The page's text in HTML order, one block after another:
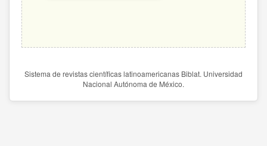
Sistema de revistas científicas latinoamericanas Biblat. Universidad
Nacional Autónoma de México.